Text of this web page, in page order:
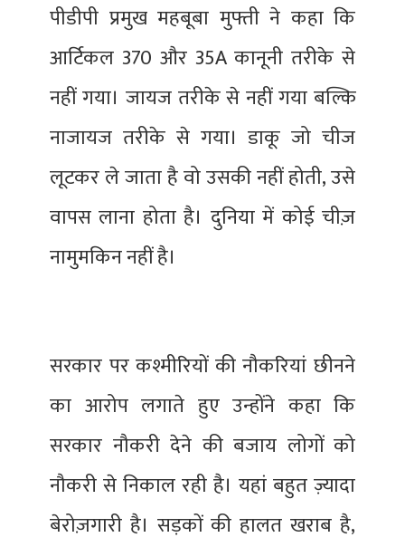
पीडीपी प्रमुख महबूबा मुफ्ती ने कहा कि
आर्टिकल 370 और 35A कानूनी तरीके से
नहीं गया। जायज तरीके से नहीं गया बल्कि
नाजायज तरीके से गया। डाकू जो चीज
लूटकर ले जाता है वो उसकी नहीं होती, उसे
वापस लाना होता है। दुनिया में कोई चीज़
नामुमकिन नहीं है।
सरकार पर कश्मीरियों की नौकरियां छीनने
का आरोप लगाते हुए उन्होंने कहा कि
सरकार नौकरी देने की बजाय लोगों को
नौकरी से निकाल रही है। यहां बहुत ज़्यादा
बेरोज़गारी है। सड़कों की हालत खराब है,